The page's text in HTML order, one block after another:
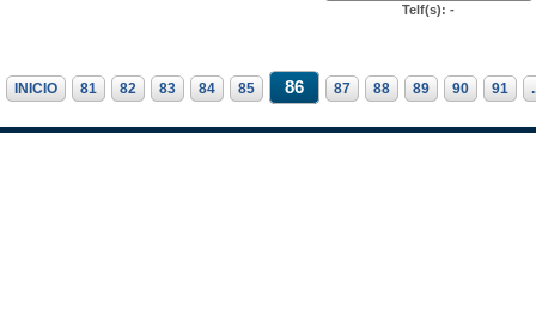
Telf(s): -
INICIO 81 82 83 84 85 86 87 88 89 90 91